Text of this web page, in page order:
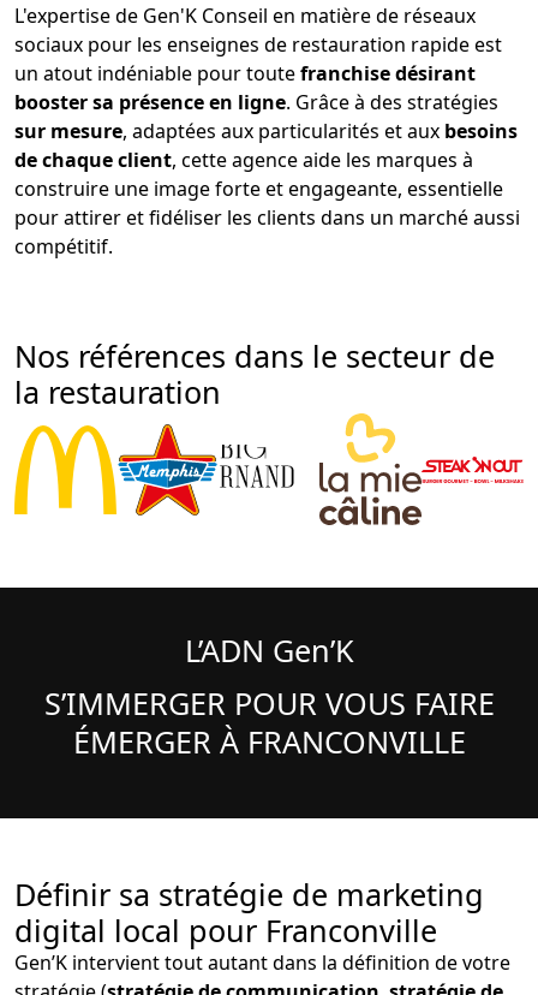
L'expertise de Gen'K Conseil en matière de réseaux
sociaux pour les enseignes de restauration rapide est
un atout indéniable pour toutefranchise désirant
booster sa présence en ligne. Grâce à des stratégies
sur mesure, adaptées aux particularités et aux besoins
de chaque client, cette agence aide les marques à
construire une image forte et engageante, essentielle
pour attirer et fidéliser les clients dans un marché aussi
compétitif.
Nos références dans le secteur de
la restauration
L’ADN Gen’K
S’IMMERGER POUR VOUS FAIRE
ÉMERGER À FRANCONVILLE
Définir sa stratégie de marketing
digital local pour Franconville
Gen’K intervient tout autant dans la définition de votre